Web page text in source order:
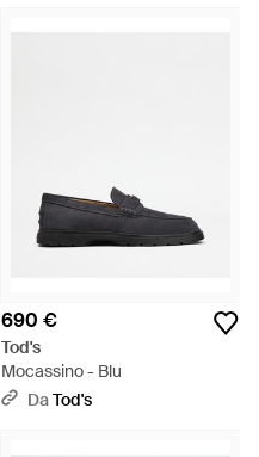
690 €
Tod's
Mocassino - Blu
DaTod's